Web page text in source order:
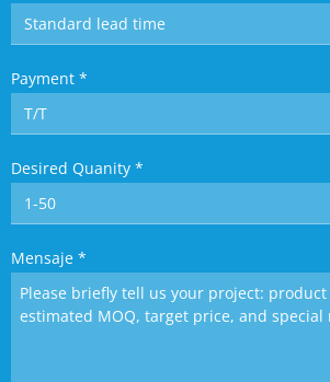
Payment *
Desired Quanity *
Mensaje *